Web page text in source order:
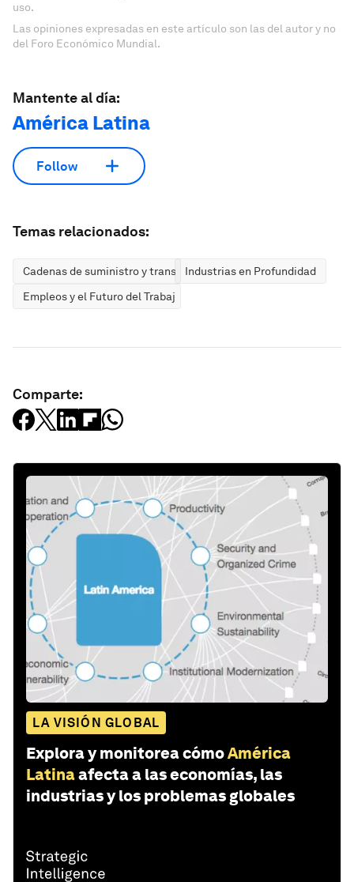
uso.
Las opiniones expresadas en este artículo son las del autor y no
del Foro Económico Mundial.
Mantente al día:
América Latina
Follow
Temas relacionados:
Cadenas de suministro y transporteIndustrias en Profundidad
Empleos y el Futuro del Trabajo
Comparte:
LA VISIÓN GLOBAL
Explora y monitorea cómoAmérica
Latinaafecta a las economías, las
industrias y los problemas globales